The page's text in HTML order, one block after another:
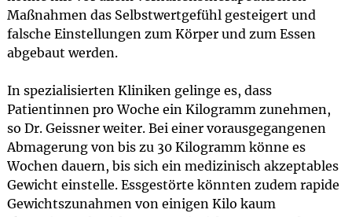
Maßnahmen das Selbstwertgefühl gesteigert und
falsche Einstellungen zum Körper und zum Essen
abgebaut werden.
In spezialisierten Kliniken gelinge es, dass
Patientinnen pro Woche ein Kilogramm zunehmen,
so Dr. Geissner weiter. Bei einer vorausgegangenen
Abmagerung von bis zu 30 Kilogramm könne es
Wochen dauern, bis sich ein medizinisch akzeptables
Gewicht einstelle. Essgestörte könnten zudem rapide
Gewichtszunahmen von einigen Kilo kaum